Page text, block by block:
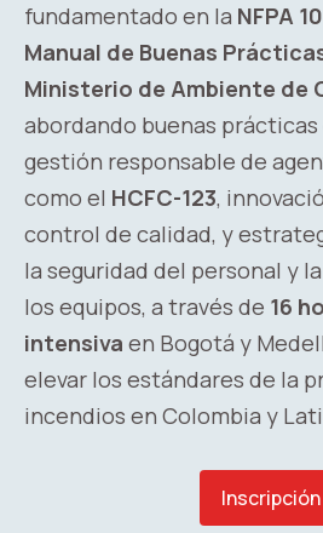
fundamentado en la NFPA
Manual de Buenas
Ministerio de Ambiente de
abordando buenas prácticas
gestión responsable de
como el HCFC-123,
control de calidad, y
la seguridad del personal y
los equipos, a través de 16
intensiva en Bogotá y
elevar los estándares de la
incendios en Colombia y
Inscripción